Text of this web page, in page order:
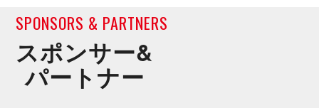
SPONSORS & PARTNERS
スポンサー&
パートナー